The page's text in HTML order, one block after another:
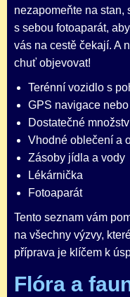
nezapomeňte na stan,
s sebou fotoaparát,
vás na cestě čekají. A
chuť objevovat!
Terénní vozidlo s
GPS navigace
Dostatečné
Vhodné oblečení a
Zásoby jídla a vody
Lékárnička
Fotoaparát
Tento seznam vám
na všechny výzvy,
příprava je klíčem k
Flóra a